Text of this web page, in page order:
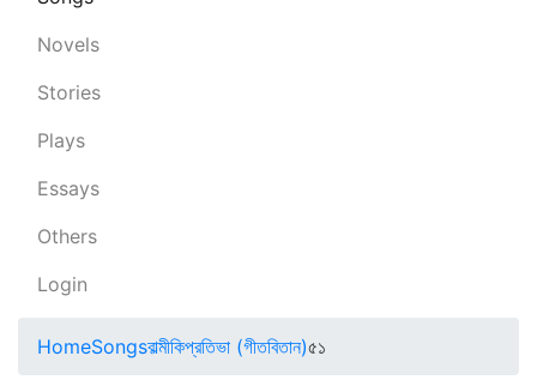
Novels
Stories
Plays
Essays
Others
Login
HomeSongsবাল্মীকিপ্রতিভা (গীতবিতান)৫১